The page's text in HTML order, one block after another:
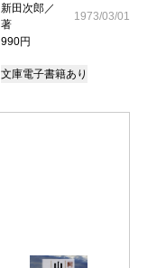
新田次郎／
著
990円
1973/03/01
文庫電子書籍あり